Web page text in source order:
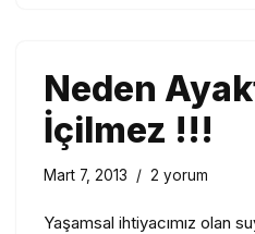
Neden
İçilmez !!!
Mart 7, 2013 2 yorum
Yaşamsal ihtiyacımız olan